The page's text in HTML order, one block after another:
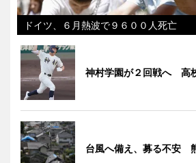
ドイツ、６月熱波で９６００人死亡
神村学園が２回戦へ 高
台風へ備え、募る不安